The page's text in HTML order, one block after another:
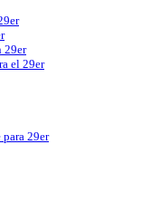
29er
el 29er
para 29er